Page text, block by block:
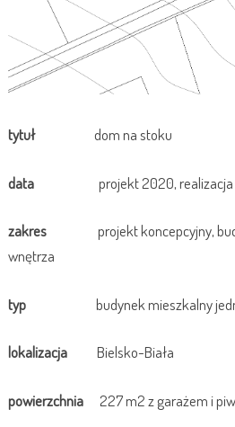
tytuł dom na stoku
dataprojekt 2020, realizacja
zakres
projekt koncepcyjny,
wnętrza
typ budynek mieszkalny
lokalizacja Bielsko-Biała
powierzchnia 227 m2 z garażem i